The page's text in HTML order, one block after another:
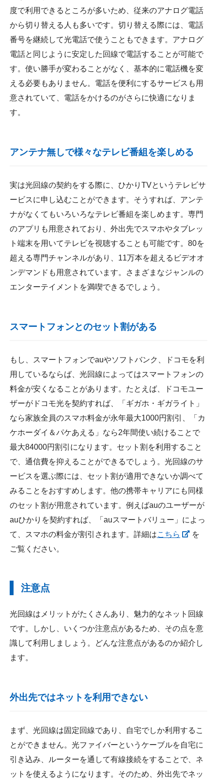
度で利用できるところが多いため、従来のアナログ電話
から切り替える人も多いです。切り替える際には、電話
番号を継続して光電話で使うこともできます。アナログ
電話と同じように安定した回線で電話することが可能で
す。使い勝手が変わることがなく、基本的に電話機を変
える必要もありません。電話を便利にするサービスも用
意されていて、電話をかけるのがさらに快適になりま
す。
アンテナ無しで様々なテレビ番組を楽しめる
実は光回線の契約をする際に、ひかりTVというテレビサ
ービスに申し込むことができます。そうすれば、アンテ
ナがなくてもいろいろなテレビ番組を楽しめます。専門
のアプリも用意されており、外出先でスマホやタブレッ
ト端末を用いてテレビを視聴することも可能です。80を
超える専門チャンネルがあり、11万本を超えるビデオオ
ンデマンドも用意されています。さまざまなジャンルの
エンターテイメントを満喫できるでしょう。
スマートフォンとのセット割がある
もし、スマートフォンでauやソフトバンク、ドコモを利
用しているならば、光回線によってはスマートフォンの
料金が安くなることがあります。たとえば、ドコモユー
ザーがドコモ光を契約すれば、「ギガホ・ギガライト」
なら家族全員のスマホ料金が永年最大1000円割引、「カ
ケホーダイ＆パケあえる」なら2年間使い続けることで
最大84000円割引になります。セット割を利用すること
で、通信費を抑えることができるでしょう。光回線のサ
ービスを選ぶ際には、セット割が適用できないか調べて
みることをおすすめします。他の携帯キャリアにも同様
のセット割が用意されています。例えばauのユーザーが
auひかりを契約すれば、「auスマートバリュー」によっ
て、スマホの料金が割引されます。詳細はこちら
を
ご覧ください。
注意点
光回線はメリットがたくさんあり、魅力的なネット回線
です。しかし、いくつか注意点があるため、その点を意
識して利用しましょう。どんな注意点があるのか紹介し
ます。
外出先ではネットを利用できない
まず、光回線は固定回線であり、自宅でしか利用するこ
とができません。光ファイバーというケーブルを自宅に
引き込み、ルーターを通して有線接続をすることで、ネ
ットを使えるようになります。そのため、外出先でネッ